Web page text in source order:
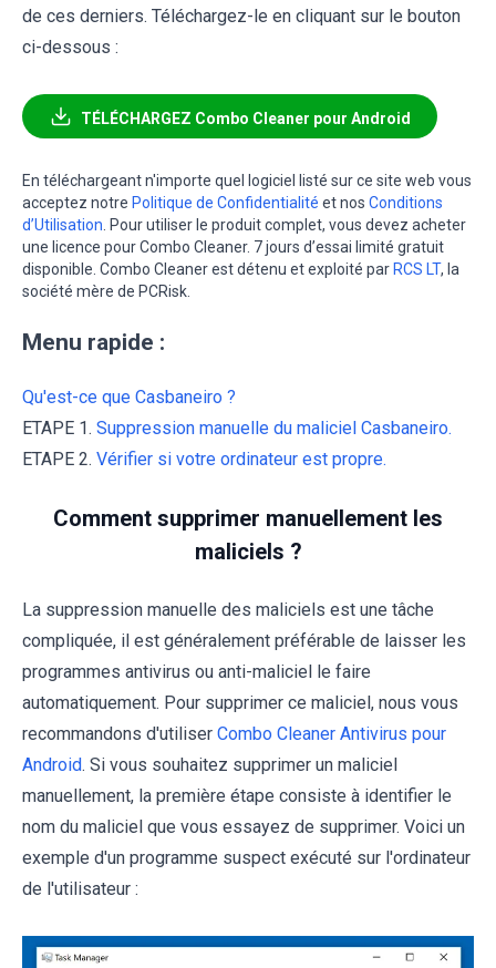
de ces derniers. Téléchargez-le en cliquant sur le bouton
ci-dessous :
TÉLÉCHARGEZ Combo Cleaner pour Android
En téléchargeant n'importe quel logiciel listé sur ce site web vous
acceptez notre Politique de Confidentialité et nos Conditions
d’Utilisation . Pour utiliser le produit complet, vous devez acheter
une licence pour Combo Cleaner. 7 jours d’essai limité gratuit
disponible. Combo Cleaner est détenu et exploité par RCS LT, la
société mère de PCRisk.
Menu rapide :
Qu'est-ce que Casbaneiro ?
ETAPE 1. Suppression manuelle du maliciel Casbaneiro.
ETAPE 2. Vérifier si votre ordinateur est propre.
Comment supprimer manuellement les
maliciels ?
La suppression manuelle des maliciels est une tâche
compliquée, il est généralement préférable de laisser les
programmes antivirus ou anti-maliciel le faire
automatiquement. Pour supprimer ce maliciel, nous vous
recommandons d'utiliser Combo Cleaner Antivirus pour
Android. Si vous souhaitez supprimer un maliciel
manuellement, la première étape consiste à identifier le
nom du maliciel que vous essayez de supprimer. Voici un
exemple d'un programme suspect exécuté sur l'ordinateur
de l'utilisateur :